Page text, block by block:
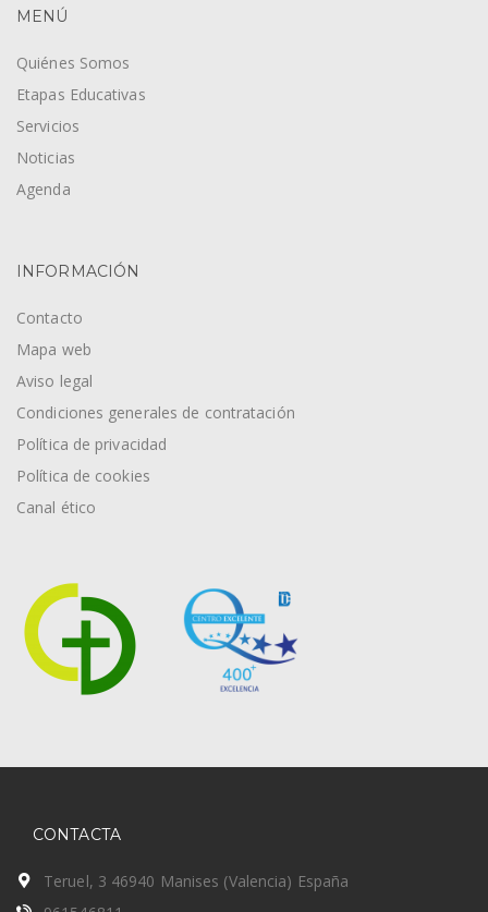
MENÚ
Quiénes Somos
Etapas Educativas
Servicios
Noticias
Agenda
INFORMACIÓN
Contacto
Mapa web
Aviso legal
Condiciones generales de contratación
Política de privacidad
Política de cookies
Canal ético
CONTACTA
Teruel, 3 46940 Manises (Valencia) España